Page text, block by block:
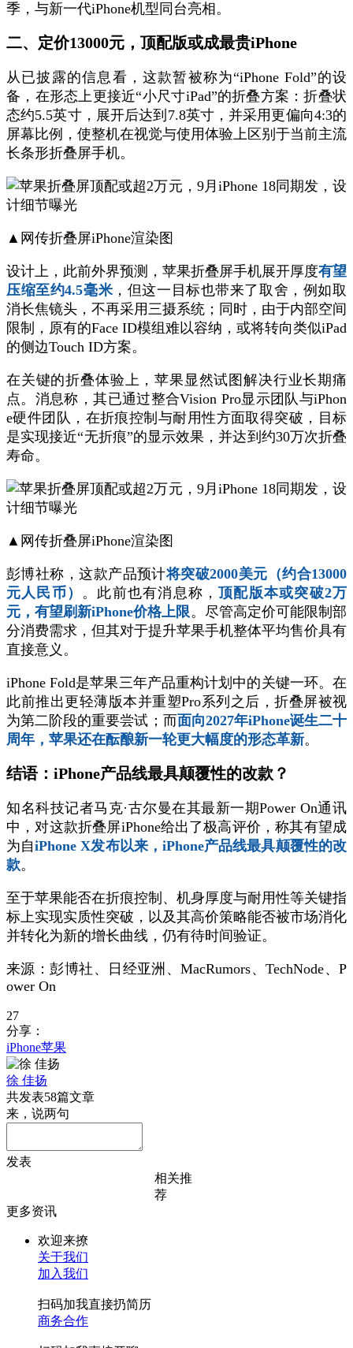
季，与新一代iPhone机型同台亮相。
二、定价13000元，顶配版或成最贵iPhone
从已披露的信息看，这款暂被称为“iPhone Fold”的设
备，在形态上更接近“小尺寸iPad”的折叠方案：折叠状
态约5.5英寸，展开后达到7.8英寸，并采用更偏向4:3的
屏幕比例，使整机在视觉与使用体验上区别于当前主流
长条形折叠屏手机。
▲网传折叠屏iPhone渲染图
设计上，此前外界预测，苹果折叠屏手机展开厚度有望
压缩至约4.5毫米，但这一目标也带来了取舍，例如取
消长焦镜头，不再采用三摄系统；同时，由于内部空间
限制，原有的Face ID模组难以容纳，或将转向类似iPad
的侧边Touch ID方案。
在关键的折叠体验上，苹果显然试图解决行业长期痛
点。消息称，其已通过整合Vision Pro显示团队与iPhon
e硬件团队，在折痕控制与耐用性方面取得突破，目标
是实现接近“无折痕”的显示效果，并达到约30万次折叠
寿命。
▲网传折叠屏iPhone渲染图
彭博社称，这款产品预计将突破2000美元（约合13000
元人民币） 。此前也有消息称，顶配版本或突破2万
元，有望刷新iPhone价格上限。尽管高定价可能限制部
分消费需求，但其对于提升苹果手机整体平均售价具有
直接意义。
iPhone Fold是苹果三年产品重构计划中的关键一环。在
此前推出更轻薄版本并重塑Pro系列之后，折叠屏被视
为第二阶段的重要尝试；而面向2027年iPhone诞生二十
周年，苹果还在酝酿新一轮更大幅度的形态革新。
结语： iPhone产品线最具颠覆性的改款 ？
知名科技记者马克·古尔曼在其最新一期Power On通讯
中，对这款折叠屏iPhone给出了极高评价，称其有望成
为自iPhone X发布以来，iPhone产品线最具颠覆性的改
款。
至于苹果能否在折痕控制、机身厚度与耐用性等关键指
标上实现实质性突破，以及其高价策略能否被市场消化
并转化为新的增长曲线，仍有待时间验证。
来源：彭博社、日经亚洲、MacRumors、TechNode、P
ower On
27
分享：
iPhone苹果
徐 佳扬
共发表58篇文章
来，说两句
发表
相关推
荐
更多资讯
欢迎来撩
关于我们
加入我们
扫码加我直接扔简历
商务合作